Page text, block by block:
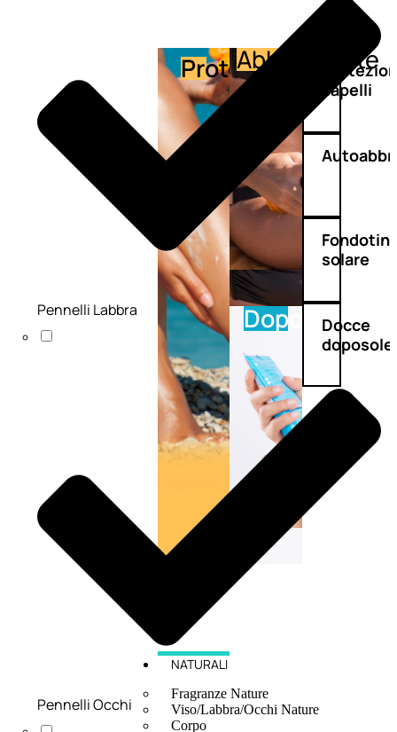
ProtezioneAbbronzante
Doposole
capelli
solare
Docce
doposole
NATURALI
Fragranze Nature
Viso/Labbra/Occhi Nature
Corpo
Pennelli Labbra
Pennelli Occhi